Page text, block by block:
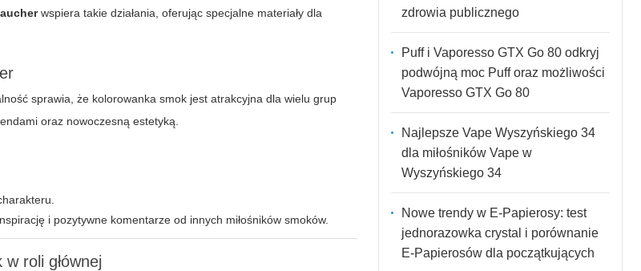
wspiera takie działania, oferując specjalne materiały dla
sprawia, że kolorowanka smok jest atrakcyjna dla wielu grup
oraz nowoczesną estetyką.
i pozytywne komentarze od innych miłośników smoków.
roli głównej
zdrowia publicznego
Puff i Vaporesso GTX Go 80 odkryj
podwójną moc Puff oraz możliwości
Vaporesso GTX Go 80
Najlepsze Vape Wyszyńskiego 34
dla miłośników Vape w
Wyszyńskiego 34
Nowe trendy w E-Papierosy: test
jednorazowka crystal i porównanie
E-Papierosów dla początkujących